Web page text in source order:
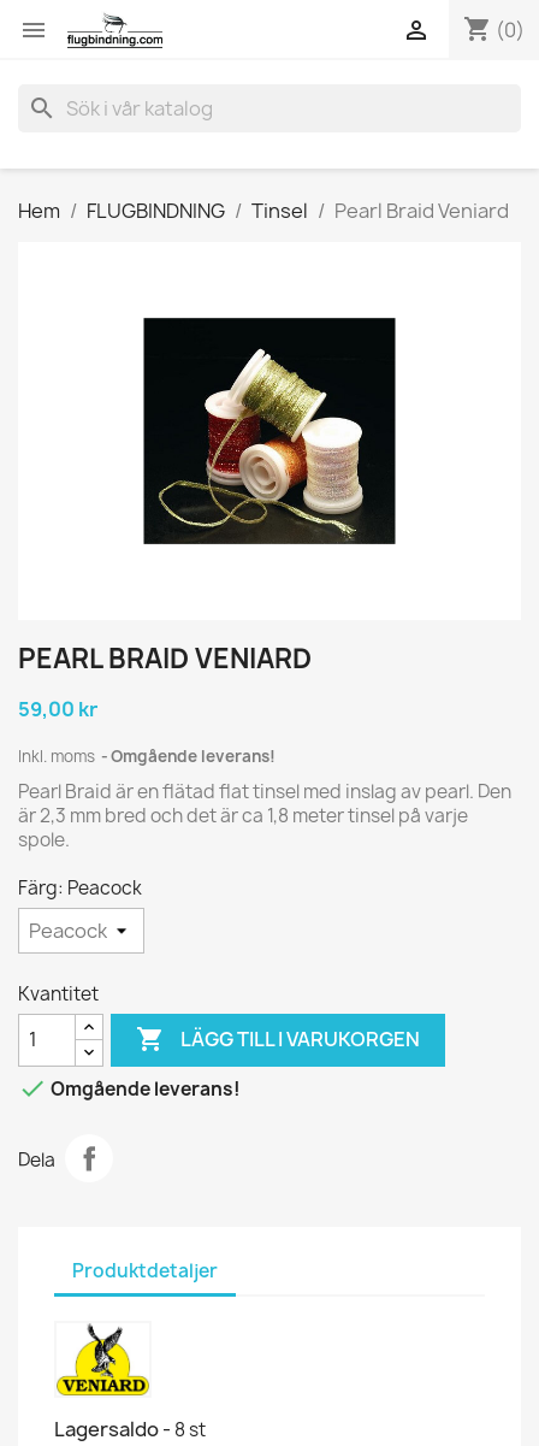
 shopping_cart (0)

search
Hem FLUGBINDNING Tinsel Pearl Braid Veniard
PEARL BRAID VENIARD
59,00 kr
Inkl. moms Omgående leverans!
Pearl Braid är en flätad flat tinsel med inslag av pearl. Den
är 2,3 mm bred och det är ca 1,8 meter tinsel på varje
spole.
Färg: Peacock
Kvantitet
 LÄGG TILL I VARUKORGEN
 Omgående leverans!
Dela
Produktdetaljer
Lagersaldo - 8 st